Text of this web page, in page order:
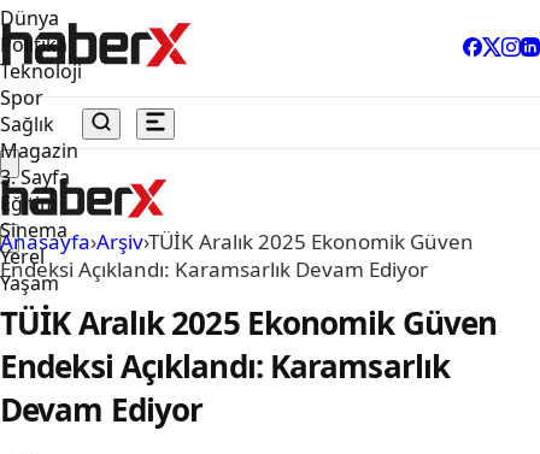
Dünya
Politika
Teknoloji
Spor
Sağlık
Magazin
3. Sayfa
Eğitim
Sinema
Yerel
Yaşam
Anasayfa›Arşiv›TÜİK Aralık 2025 Ekonomik Güven
Endeksi Açıklandı: Karamsarlık Devam Ediyor
TÜİK Aralık 2025 Ekonomik Güven
Endeksi Açıklandı: Karamsarlık
Devam Ediyor